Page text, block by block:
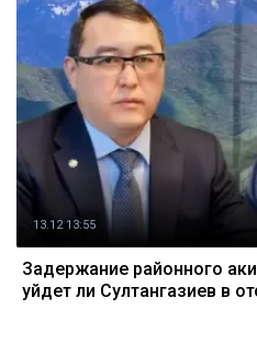
13.12 13:55
Задержание районного
уйдет ли Султангазиев в